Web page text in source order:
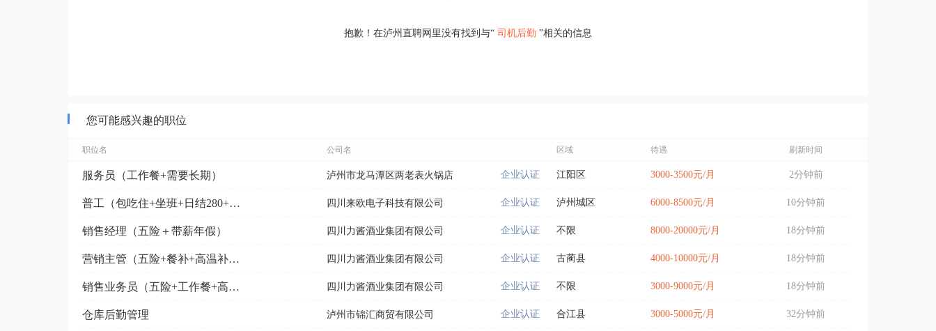
抱歉！在泸州直聘网里没有找到与“ 司机后勤 ”相关的信息
您可能感兴趣的职位
职位名 公司名 区域 待遇 刷新时间
服务员（工作餐+需要长期） 泸州市龙马潭区两老表火锅店 企业认证 江阳区 3000-3500元/月 2分钟前
普工（包吃住+坐班+日结280+上班可带手机W） 四川来欧电子科技有限公司 企业认证 泸州城区 6000-8500元/月 10分钟前
销售经理（五险＋带薪年假） 四川力酱酒业集团有限公司 企业认证 不限 8000-20000元/月 18分钟前
营销主管（五险+餐补+高温补贴） 四川力酱酒业集团有限公司 企业认证 古蔺县 4000-10000元/月 18分钟前
销售业务员（五险+工作餐+高温补贴） 四川力酱酒业集团有限公司 企业认证 不限 3000-9000元/月 18分钟前
仓库后勤管理 泸州市锦汇商贸有限公司 企业认证 合江县 3000-5000元/月 32分钟前